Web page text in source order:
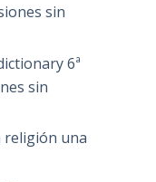
sin
6ª
sin
religión una